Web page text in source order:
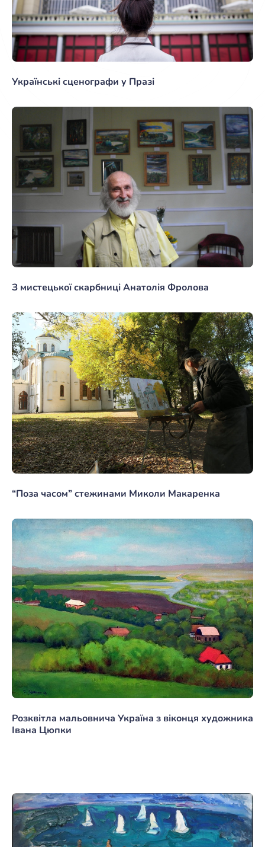
Українські сценографи у Празі
З мистецької скарбниці Анатолія Фролова
“Поза часом” стежинами Миколи Макаренка
Розквітла мальовнича Україна з віконця художника
Івана Цюпки